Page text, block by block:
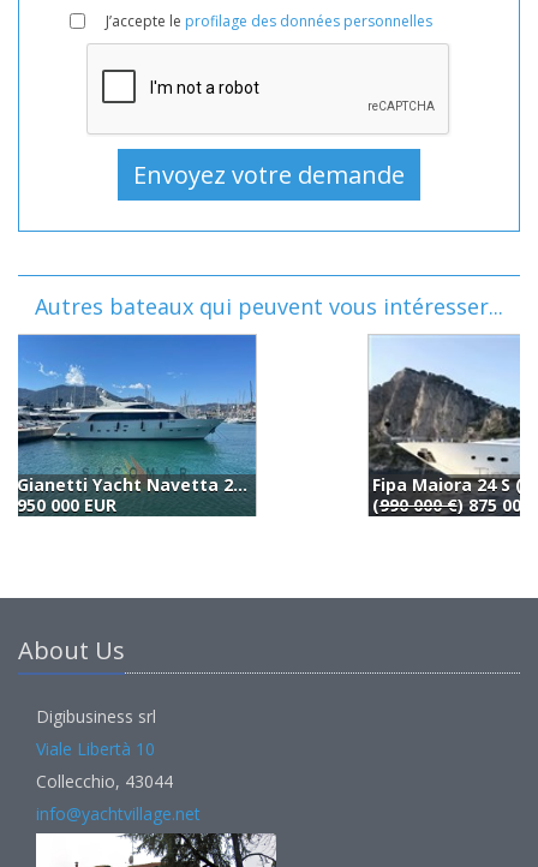
J’accepte le profilage des données personnelles
Autres bateaux qui peuvent vous intéresser...
Fipa Maiora 24 S (2002)
(990 000 € ) 875 000 EUR
About Us
Digibusiness srl
Viale Libertà 10
Collecchio, 43044
info@yachtvillage.net